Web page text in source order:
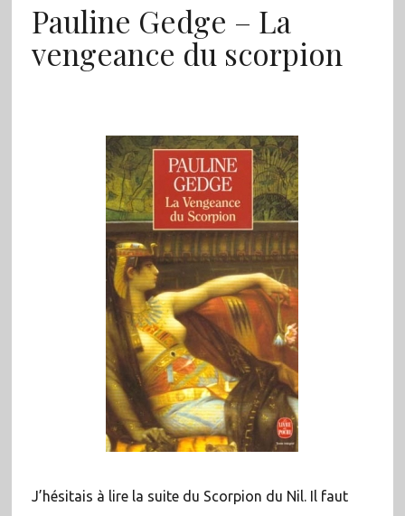
Pauline Gedge – La
vengeance du scorpion
J’hésitais à lire la suite du Scorpion du Nil. Il faut